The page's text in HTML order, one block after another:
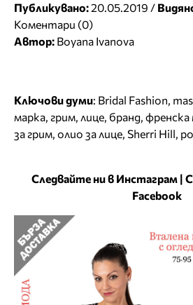
Публикувано:20.05.2019 /
Коментари (0)
Автор: Boyana Ivanova
Ключови думи: Bridal Fashion,
марка, грим, лице, бранд, френска
за грим, олио за лице, Sherri Hill,
Следвайте ни в Инстаграм |
Facebook